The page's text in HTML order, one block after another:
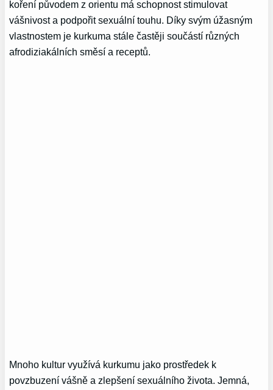
koření původem z orientu má schopnost stimulovat
vášnivost a podpořit sexuální touhu. Díky svým úžasným
vlastnostem je kurkuma stále častěji součástí různých
afrodiziakálních směsí a receptů.
Mnoho kultur využívá kurkumu jako prostředek k
povzbuzení vášně a zlepšení sexuálního života. Jemná,